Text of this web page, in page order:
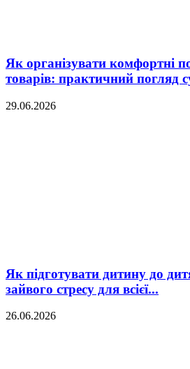
Як організувати комфортні
товарів: практичний погляд
29.06.2026
Як підготувати дитину до
зайвого стресу для всієї...
26.06.2026